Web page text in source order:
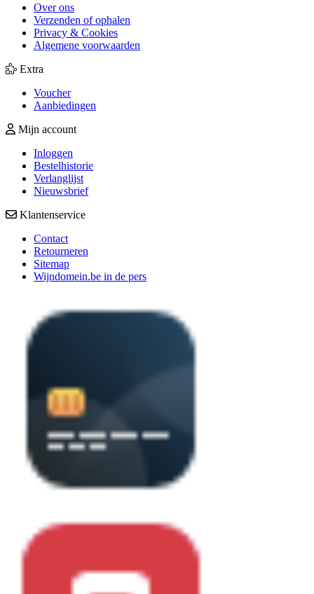
Over ons
Verzenden of ophalen
Privacy & Cookies
Algemene voorwaarden
Extra
Voucher
Aanbiedingen
Mijn account
Inloggen
Bestelhistorie
Verlanglijst
Nieuwsbrief
Klantenservice
Contact
Retourneren
Sitemap
Wijndomein.be in de pers